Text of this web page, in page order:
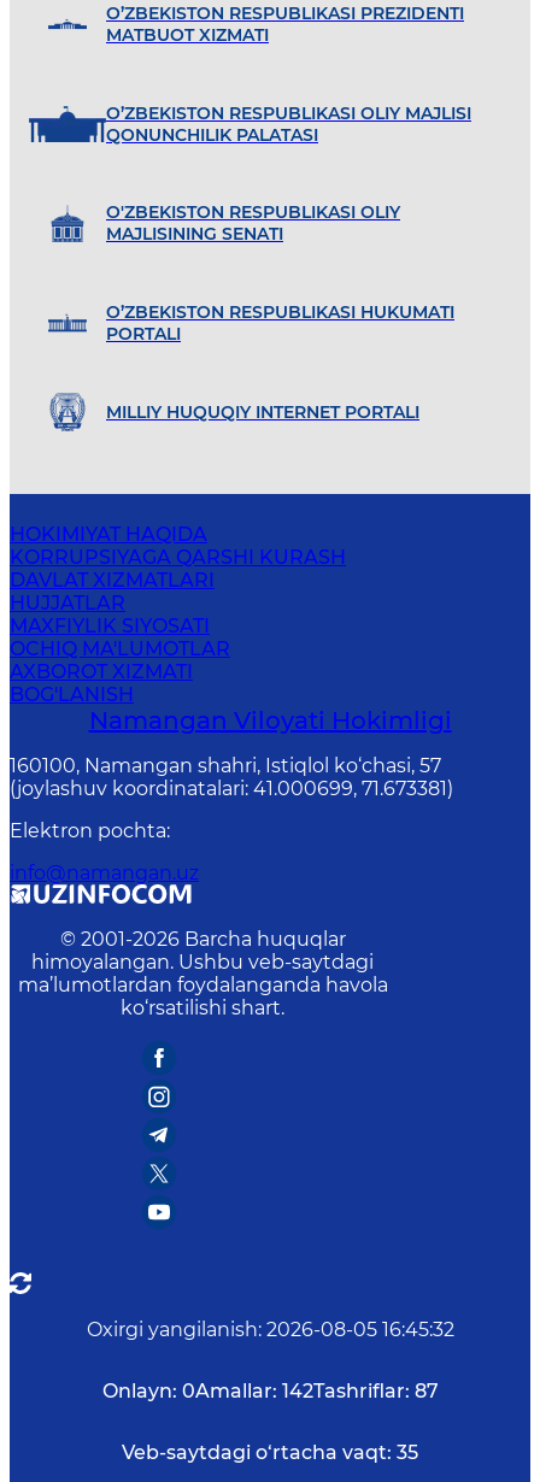
O’ZBEKISTON RESPUBLIKASI PREZIDENTI
MATBUOT XIZMATI
O’ZBEKISTON RESPUBLIKASI OLIY MAJLISI
QONUNCHILIK PALATASI
O'ZBEKISTON RESPUBLIKASI OLIY
MAJLISINING SENATI
O’ZBEKISTON RESPUBLIKASI HUKUMATI
PORTALI
MILLIY HUQUQIY INTERNET PORTALI
HOKIMIYAT HAQIDA
KORRUPSIYAGA QARSHI KURASH
DAVLAT XIZMATLARI
HUJJATLAR
MAXFIYLIK SIYOSATI
OCHIQ MA'LUMOTLAR
AXBOROT XIZMATI
BOG'LANISH
Namangan Vilоyati Hоkimligi
160100, Nаmаngаn shаhri, Istiqlol ko‘chаsi, 57
(joylashuv koordinatalari: 41.000699, 71.673381)
Elektron pochta:
info@namangan.uz
© 2001-2026 Barcha huquqlar
himoyalangan. Ushbu veb-saytdagi
ma’lumotlardan foydalanganda havola
ko‘rsatilishi shart.
Oxirgi yangilanish: 2026-08-05 16:45:32
Onlayn: 0Amallar: 142Tashriflar: 87
Veb-saytdagi o‘rtacha vaqt: 35